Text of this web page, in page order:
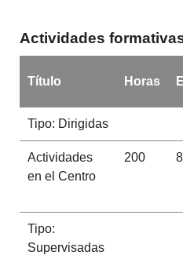
Actividades
Título Horas
Tipo: Dirigidas
Actividades
en el Centro
200 8
Tipo:
Supervisadas